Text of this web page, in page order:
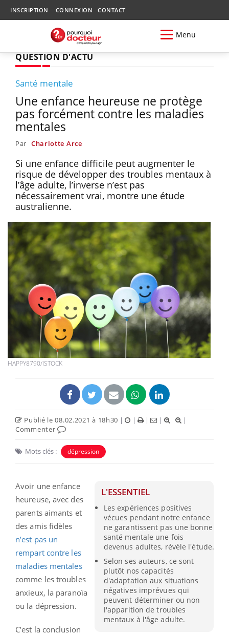
INSCRIPTION CONNEXION CONTACT
Menu
QUESTION D'ACTU
Santé mentale
Une enfance heureuse ne protège
pas forcément contre les maladies
mentales
Par Charlotte Arce
Si une enfance difficile peut augmenter le
risque de développer des troubles mentaux à
l’âge adulte, l’inverse n’est pas
nécessairement vrai, montre une étude
australienne.
HAPPY8790/ISTOCK
Publié le 08.02.2021 à 18h30 | | | |
|
Commenter
Mots clés : dépression
L'ESSENTIEL
Les expériences positives
vécues pendant notre enfance
ne garantissent pas une bonne
santé mentale une fois
devenus adultes, révèle l'étude.
Selon ses auteurs, ce sont
plutôt nos capacités
d'adaptation aux situations
négatives imprévues qui
peuvent déterminer ou non
l'apparition de troubles
mentaux à l'âge adulte.
Avoir une enfance
heureuse, avec des
parents aimants et
des amis fidèles
n’est pas un
rempart contre les
maladies mentales
comme les troubles
anxieux, la paranoïa
ou la dépression.
C’est la conclusion